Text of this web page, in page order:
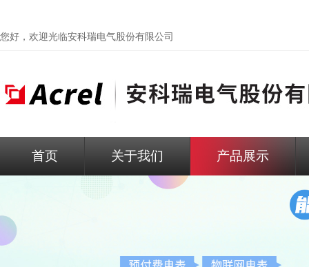
您好，欢迎光临安科瑞电气股份有限公司
首页 关于我们 产品展示